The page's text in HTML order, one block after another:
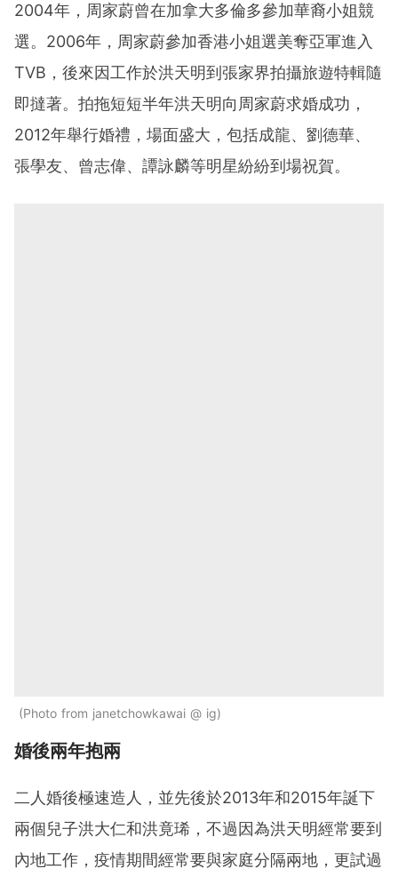
2004年，周家蔚曾在加拿大多倫多參加華裔小姐競
選。2006年，周家蔚參加香港小姐選美奪亞軍進入
TVB，後來因工作於洪天明到張家界拍攝旅遊特輯隨
即撻著。拍拖短短半年洪天明向周家蔚求婚成功，
2012年舉行婚禮，場面盛大，包括成龍、劉德華、
張學友、曾志偉、譚詠麟等明星紛紛到場祝賀。
Photo from janetchowkawai @ ig
婚後兩年抱兩
二人婚後極速造人，並先後於2013年和2015年誕下
兩個兒子洪大仁和洪竟琋，不過因為洪天明經常要到
內地工作，疫情期間經常要與家庭分隔兩地，更試過